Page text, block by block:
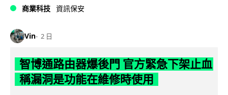
商業科技 資訊保安
Vin 2 日
智博通路由器爆後門 官方緊急下架止血
稱漏洞是功能在維修時使用